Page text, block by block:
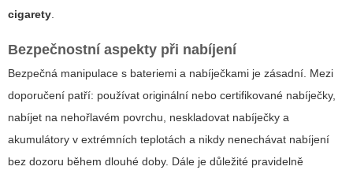
cigarety.
Bezpečnostní aspekty při nabíjení
Bezpečná manipulace s bateriemi a nabíječkami je zásadní. Mezi
doporučení patří: používat originální nebo certifikované nabíječky,
nabíjet na nehořlavém povrchu, neskladovat nabíječky a
akumulátory v extrémních teplotách a nikdy nenechávat nabíjení
bez dozoru během dlouhé doby. Dále je důležité pravidelně